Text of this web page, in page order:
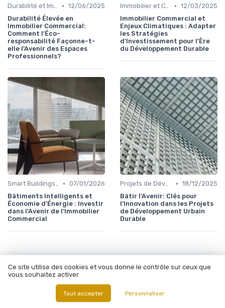
Durabilité et Immobilier Éco-responsable • 12/06/2025
Durabilité Élevée en
Immobilier Commercial:
Comment l'Éco-
responsabilité Façonne-t-
elle l'Avenir des Espaces
Professionnels?
Immobilier et Changement Climatique • 12/03/2025
Immobilier Commercial et
Enjeux Climatiques : Adapter
les Stratégies
d'Investissement pour l'Ère
du Développement Durable
Smart Buildings et Efficacité Énergétique • 07/01/2026
Bâtiments Intelligents et
Économie d'Énergie : Investir
dans l'Avenir de l'Immobilier
Commercial
Projets de Développement Urbain Durable • 18/12/2025
Bâtir l'Avenir: Clés pour
l'Innovation dans les Projets
de Développement Urbain
Durable
Les articles par date
Décembre 2023
Ce site utilise des cookies et vous donne le contrôle sur ceux que
vous souhaitez activer
Tout accepter Personnaliser